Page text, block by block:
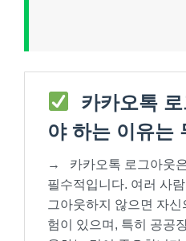
카카오톡
야 하는 이유는
→
카카오톡 로그아웃
필수적입니다. 여러 사
그아웃하지 않으면 자신
험이 있으며, 특히 공공